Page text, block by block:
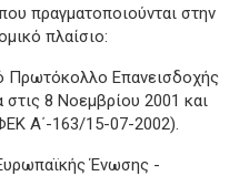
πραγματοποιούνται στην
πλαίσιο:
Πρωτόκολλο Επανεισδοχής
8 Νοεμβρίου 2001 και
Α΄-163/15-07-2002).
Ένωσης -